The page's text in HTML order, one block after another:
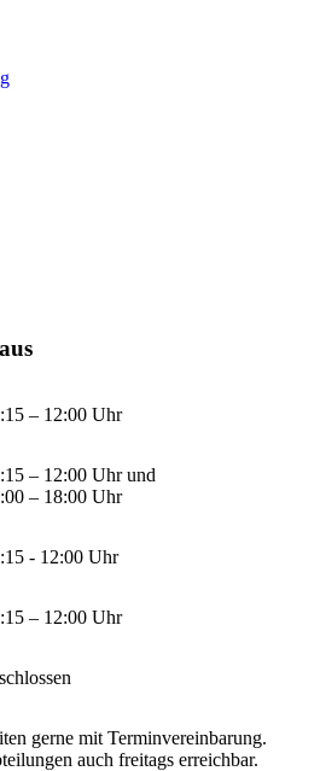
– 12:00 Uhr
– 12:00 Uhr und
– 18:00 Uhr
- 12:00 Uhr
– 12:00 Uhr
gerne mit Terminvereinbarung.
auch freitags erreichbar.